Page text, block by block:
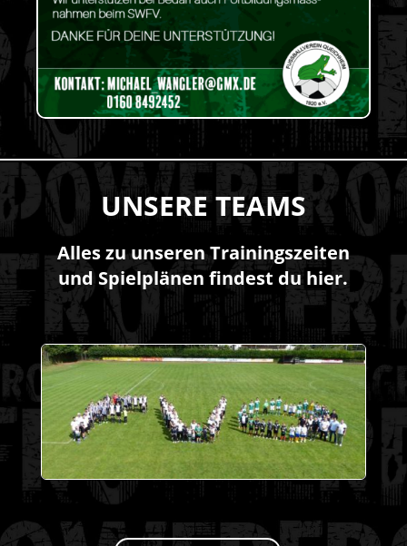
UNSERE TEAMS
Alles zu unseren Trainingszeiten
und Spielplänen findest du hier.